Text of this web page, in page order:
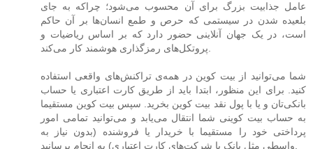
عامل جذابیت بزرگ برای آن محسوب می‌شود؛ چراکه به جای
بلعیده شدن در سیستمی که حرص و طمع انسان‌ها بر آن حاکم
است، در یک جهان آنلاینی حضور دارد که بر اساس ریاضیات و
شما می‌توانید از بیت‌ کوین در همه‌ی تراکنش‌های واقعی استفاده
کنید. برای این منظور، ابتدا باید از طریق کارت اعتباری یا حساب
بانکی‌تان و یا با پول نقد بیت‌ کوین بخرید. سپس بیت‌ کوین مستقیما
به حساب بیت‌ کوینی شما انتقال می‌یابد و می‌توانید تمامی امور
پرداختی خود را مستقیما با خریدار یا فروشنده (بدون نیاز به